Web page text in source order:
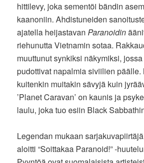
hittilevy, joka sementöi bändin
kaanoniin. Ahdistuneiden
ajatella heijastavanParanoidin
riehunutta Vietnamin sotaa.
muuttunut synkiksi näkymiksi,
pudottivat napalmia siviilien päälle.
kuitenkin muitakin sävyjä kuin
’Planet Caravan’ on kaunis ja
laulu, joka tuo esiin Black
Legendan mukaan
aloitti “Soittakaa Paranoid!” -